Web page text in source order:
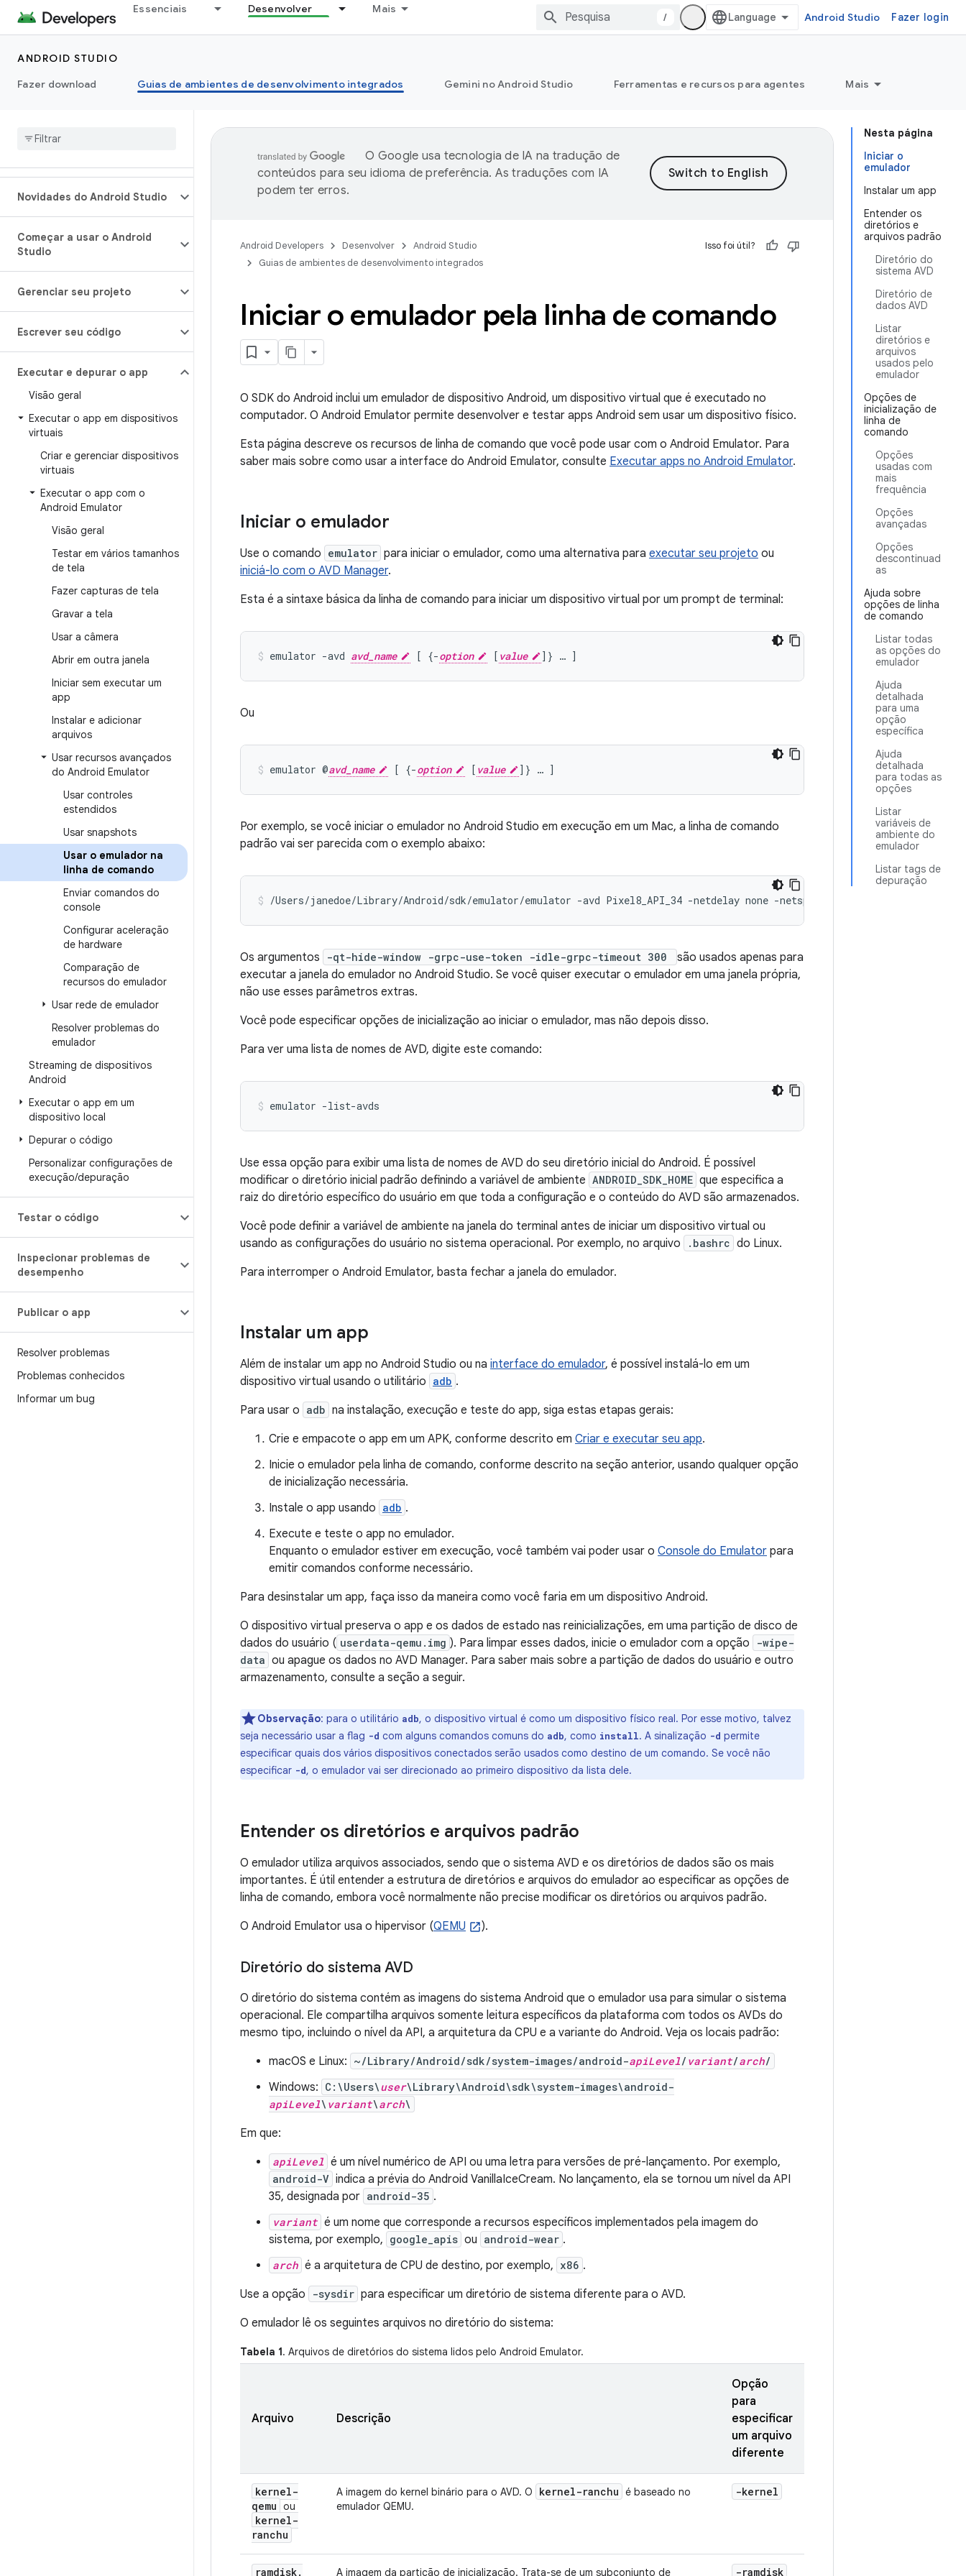
Essenciais Desenvolver Mais
/ Android Studio Fazer login
ANDROID STUDIO
Fazer download
Guias de ambientes de desenvolvimento integrados Gemini no Android Studio Ferramentas e recursos para agentes Mais
Novidades do Android Studio
Começar a usar o Android
Studio
Gerenciar seu projeto
Escrever seu código
Executar e depurar o app
Visão geral
Executar o app em dispositivos
virtuais
Criar e gerenciar dispositivos
virtuais
Executar o app com o
Android Emulator
Visão geral
Testar em vários tamanhos
de tela
Fazer capturas de tela
Gravar a tela
Usar a câmera
Abrir em outra janela
Iniciar sem executar um
app
Instalar e adicionar
arquivos
Usar recursos avançados
do Android Emulator
Usar controles
estendidos
Usar snapshots
Usar o emulador na
linha de comando
Enviar comandos do
console
Configurar aceleração
de hardware
Comparação de
recursos do emulador
Usar rede de emulador
Resolver problemas do
emulador
Streaming de dispositivos
Android
Executar o app em um
dispositivo local
Depurar o código
Personalizar configurações de
execução/depuração
Testar o código
Inspecionar problemas de
desempenho
Publicar o app
Resolver problemas
Problemas conhecidos
Informar um bug
Nesta página
Iniciar o
emulador
Instalar um app
Entender os
diretórios e
arquivos padrão
Diretório do
sistema AVD
Diretório de
dados AVD
Listar
diretórios e
arquivos
usados pelo
emulador
Opções de
inicialização de
linha de
comando
Opções
usadas com
mais
frequência
Opções
avançadas
Opções
descontinuad
as
Ajuda sobre
opções de linha
de comando
Listar todas
as opções do
emulador
Ajuda
detalhada
para uma
opção
específica
Ajuda
detalhada
para todas as
opções
Listar
variáveis de
ambiente do
emulador
Listar tags de
depuração
O Google usa tecnologia de IA na tradução de
conteúdos para seu idioma de preferência. As traduções com IA
podem ter erros.
Android Developers Desenvolver
Android Studio
Guias de ambientes de desenvolvimento integrados
Isso foi útil?
Iniciar o emulador pela linha de comando
O SDK do Android inclui um emulador de dispositivo Android, um dispositivo virtual que é executado no
computador. O Android Emulator permite desenvolver e testar apps Android sem usar um dispositivo físico.
Esta página descreve os recursos de linha de comando que você pode usar com o Android Emulator. Para
saber mais sobre como usar a interface do Android Emulator, consulte Executar apps no Android Emulator.
Iniciar o emulador
Use o comando emulator para iniciar o emulador, como uma alternativa para executar seu projeto ou
iniciá-lo com o AVD Manager.
Esta é a sintaxe básica da linha de comando para iniciar um dispositivo virtual por um prompt de terminal:
emulator -avd avd_name [ {-option [ value
Ou
emulator @avd_name [ {-option [ value
Por exemplo, se você iniciar o emulador no Android Studio em execução em um Mac, a linha de comando
padrão vai ser parecida com o exemplo abaixo:
/Users/janedoe/Library/Android/sdk/emulator/emulator -avd Pixel8_API_34 -netdelay none -netspeed full -qt-hide-window
Os argumentos -qt-hide-window -grpc-use-token -idle-grpc-timeout 300
são usados apenas para
executar a janela do emulador no Android Studio. Se você quiser executar o emulador em uma janela própria,
não use esses parâmetros extras.
Você pode especificar opções de inicialização ao iniciar o emulador, mas não depois disso.
Para ver uma lista de nomes de AVD, digite este comando:
emulator -list-avds
Use essa opção para exibir uma lista de nomes de AVD do seu diretório inicial do Android. É possível
modificar o diretório inicial padrão definindo a variável de ambiente ANDROID_SDK_HOME que especifica a
raiz do diretório específico do usuário em que toda a configuração e o conteúdo do AVD são armazenados.
Você pode definir a variável de ambiente na janela do terminal antes de iniciar um dispositivo virtual ou
usando as configurações do usuário no sistema operacional. Por exemplo, no arquivo
.bashrc do Linux.
Para interromper o Android Emulator, basta fechar a janela do emulador.
Instalar um app
Além de instalar um app no Android Studio ou na interface do emulador, é possível instalá-lo em um
dispositivo virtual usando o utilitário adb .
Para usar o adb na instalação, execução e teste do app, siga estas etapas gerais:
Crie e empacote o app em um APK, conforme descrito em Criar e executar seu app.
Inicie o emulador pela linha de comando, conforme descrito na seção anterior, usando qualquer opção
de inicialização necessária.
Instale o app usando adb .
Execute e teste o app no emulador.
Enquanto o emulador estiver em execução, você também vai poder usar o Console do Emulator para
emitir comandos conforme necessário.
Para desinstalar um app, faça isso da maneira como você faria em um dispositivo Android.
O dispositivo virtual preserva o app e os dados de estado nas reinicializações, em uma partição de disco de
dados do usuário ( userdata-qemu.img ). Para limpar esses dados, inicie o emulador com a opção
-wipe-
data ou apague os dados no AVD Manager. Para saber mais sobre a partição de dados do usuário e outro
armazenamento, consulte a seção a seguir.
Observação: para o utilitário adb, o dispositivo virtual é como um dispositivo físico real. Por esse motivo, talvez
seja necessário usar a flag -d com alguns comandos comuns do adb, como install. A sinalização -d permite
especificar quais dos vários dispositivos conectados serão usados como destino de um comando. Se você não
especificar -d, o emulador vai ser direcionado ao primeiro dispositivo da lista dele.
Entender os diretórios e arquivos padrão
O emulador utiliza arquivos associados, sendo que o sistema AVD e os diretórios de dados são os mais
importantes. É útil entender a estrutura de diretórios e arquivos do emulador ao especificar as opções de
linha de comando, embora você normalmente não precise modificar os diretórios ou arquivos padrão.
O Android Emulator usa o hipervisor (QEMU ).
Diretório do sistema AVD
O diretório do sistema contém as imagens do sistema Android que o emulador usa para simular o sistema
operacional. Ele compartilha arquivos somente leitura específicos da plataforma com todos os AVDs do
mesmo tipo, incluindo o nível da API, a arquitetura da CPU e a variante do Android. Veja os locais padrão:
macOS e Linux: ~/Library/Android/sdk/system-images/android-apiLevel/ variant/arch/
Windows: C:\Users\user\Library\Android\sdk\system-images\android-
apiLevel\ variant\arch\
Em que:
apiLevel é um nível numérico de API ou uma letra para versões de pré-lançamento. Por exemplo,
android-V indica a prévia do Android VanillaIceCream. No lançamento, ela se tornou um nível da API
35, designada por android-35 .
variant é um nome que corresponde a recursos específicos implementados pela imagem do
sistema, por exemplo, google_apis ou android-wear .
arch é a arquitetura de CPU de destino, por exemplo, x86 .
Use a opção
-sysdir para especificar um diretório de sistema diferente para o AVD.
O emulador lê os seguintes arquivos no diretório do sistema:
Tabela 1. Arquivos de diretórios do sistema lidos pelo Android Emulator.
Arquivo Descrição
Opção
para
especificar
um arquivo
diferente
kernel-
qemu ou
kernel-
ranchu
A imagem do kernel binário para o AVD. O kernel-ranchu é baseado no
emulador QEMU.
-kernel
ramdisk. A imagem da partição de inicialização. Trata-se de um subconjunto de -ramdisk